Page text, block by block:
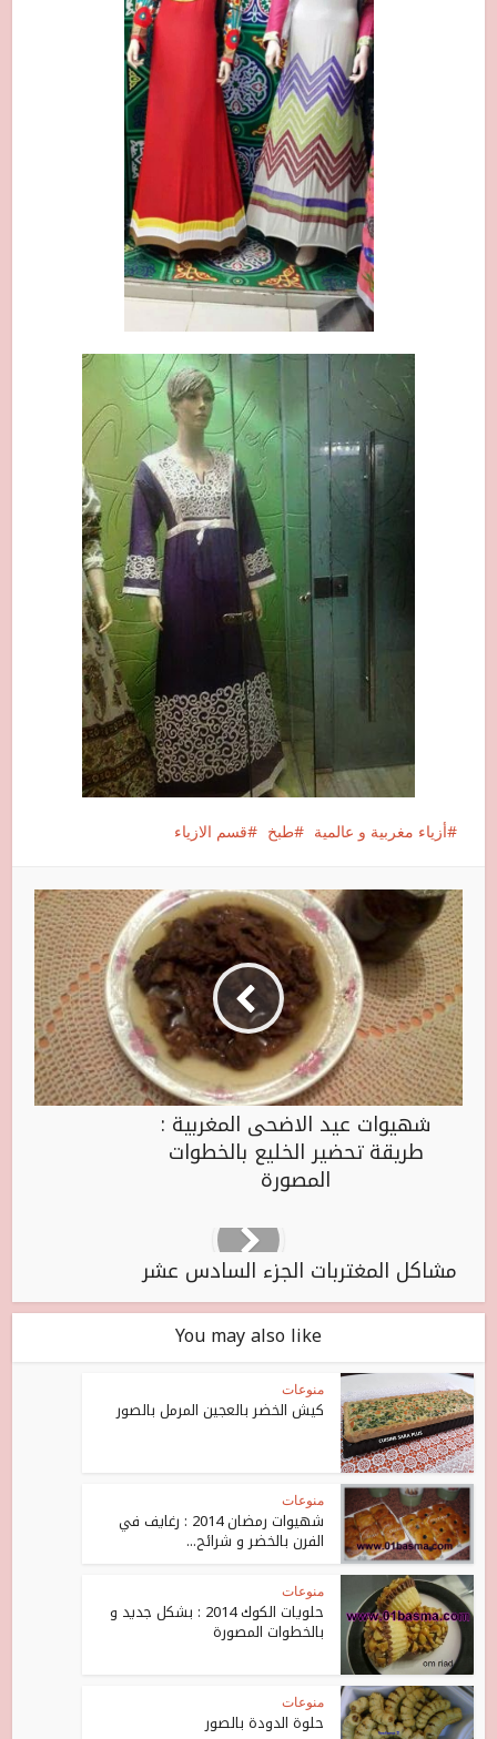
أزياء مغربية و عالمية طبخ قسم الازياء
شهيوات عيد الاضحى المغربية :
طريقة تحضير الخليع بالخطوات
المصورة
مشاكل المغتربات الجزء السادس عشر
You may also like
منوعات
كيش الخضر بالعجين المرمل بالصور
منوعات
شهيوات رمضان 2014 : رغايف في
الفرن بالخضر و شرائح...
منوعات
حلويات الكوك 2014 : بشكل جديد و
بالخطوات المصورة
منوعات
حلوة الدودة بالصور